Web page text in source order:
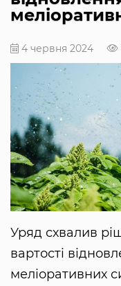
4 червня 2024
Уряд схвалив
вартості
меліоративних